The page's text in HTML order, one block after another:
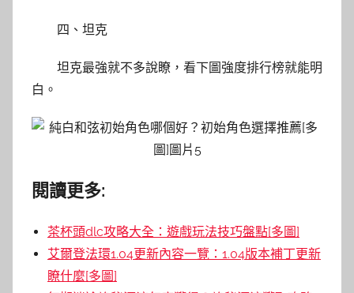
四、坦克
坦克最強就不多說瞭，看下圖強度排行榜就能明
白。
閱讀更多:
茶杯頭dlc攻略大全：遊戲玩法技巧盤點[多圖]
艾爾登法環1.04更新內容一覽：1.04版本補丁更新
瞭什麼[多圖]